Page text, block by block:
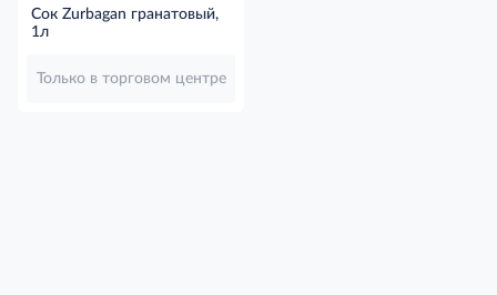
Сок Zurbagan гранатовый,
1л
Только в торговом центре